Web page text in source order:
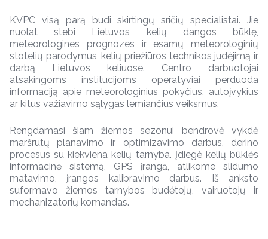
KVPC visą parą budi skirtingų sričių specialistai. Jie
nuolat stebi Lietuvos kelių dangos būklę,
meteorologines prognozes ir esamų meteorologinių
stotelių parodymus, kelių priežiūros technikos judėjimą ir
darbą Lietuvos keliuose. Centro darbuotojai
atsakingoms institucijoms operatyviai perduoda
informaciją apie meteorologinius pokyčius, autoįvykius
ar kitus važiavimo sąlygas lemiančius veiksmus.
Rengdamasi šiam žiemos sezonui bendrovė vykdė
maršrutų planavimo ir optimizavimo darbus, derino
procesus su kiekviena kelių tarnyba. Įdiegė kelių būklės
informacinę sistemą, GPS įrangą, atlikome slidumo
matavimo, įrangos kalibravimo darbus. Iš anksto
suformavo žiemos tarnybos budėtojų, vairuotojų ir
mechanizatorių komandas.